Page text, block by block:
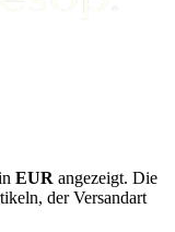
EUR angezeigt. Die
der Versandart